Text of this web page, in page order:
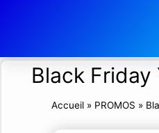
Black Friday
Accueil» PROMOS »